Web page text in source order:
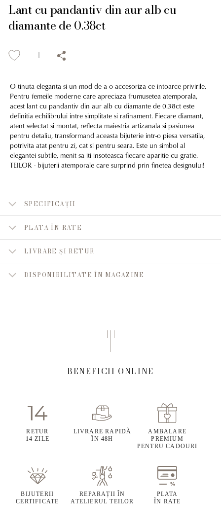
Lant cu pandantiv din aur alb cu
diamante de 0.38ct
O tinuta eleganta si un mod de a o accesoriza ce intoarce privirile.
Pentru femeile moderne care apreciaza frumusetea atemporala,
acest lant cu pandantiv din aur alb cu diamante de 0.38ct este
definitia echilibrului intre simplitate si rafinament. Fiecare diamant,
atent selectat si montat, reflecta maiestria artizanala si pasiunea
pentru detaliu, transformand aceasta bijuterie intr-o piesa versatila,
potrivita atat pentru zi, cat si pentru seara. Este un simbol al
elegantei subtile, menit sa iti insoteasca fiecare aparitie cu gratie.
TEILOR - bijuterii atemporale care surprind prin finetea designului!
SPECIFICAȚII
PLATA ÎN RATE
LIVRARE ȘI RETUR
DISPONIBILITATE ÎN MAGAZINE
BENEFICII ONLINE
RETUR
14 ZILE
LIVRARE RAPIDĂ
ÎN 48H
AMBALARE
PREMIUM
PENTRU CADOURI
BIJUTERII
CERTIFICATE
REPARAȚII ÎN
ATELIERUL TEILOR
PLATA
ÎN RATE